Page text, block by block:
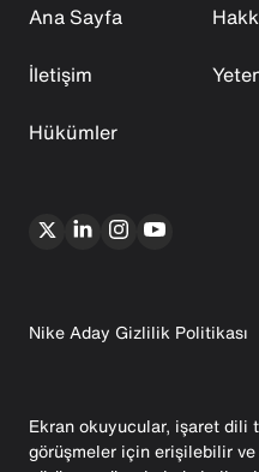
Ana Sayfa
İletişim
Hükümler
Nike Aday Gizlilik Politikası
Ekran okuyucular, işaret dili
görüşmeler için erişilebilir